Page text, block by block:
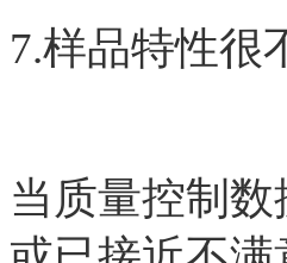
7.样品特性很
当质量控制